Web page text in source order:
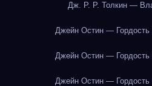
Дж. Р. Р. Толкин —
Джейн Остин — Гордость
Джейн Остин — Гордость
Джейн Остин — Гордость